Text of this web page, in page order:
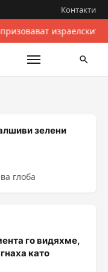
Контакти
зелени
глоба
го видяхме,
като